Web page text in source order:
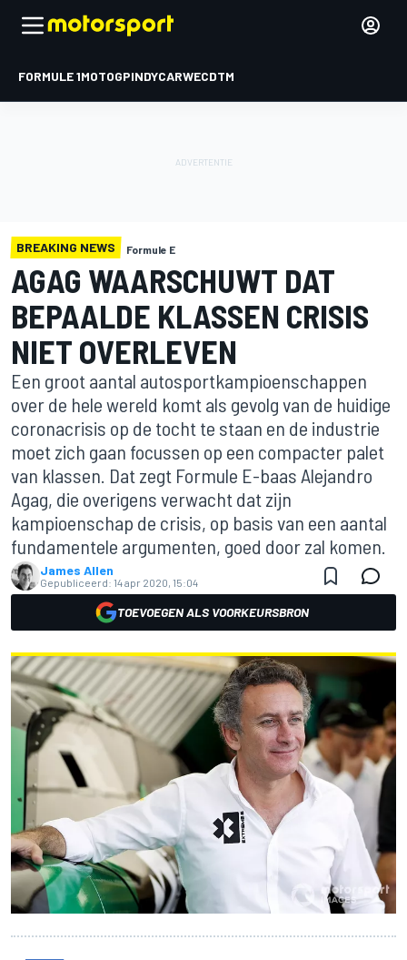
FORMULE 1MOTOGPINDYCARWECDTM
BREAKING NEWS Formule E
AGAG WAARSCHUWT DAT
BEPAALDE KLASSEN CRISIS
NIET OVERLEVEN
Een groot aantal autosportkampioenschappen
over de hele wereld komt als gevolg van de huidige
coronacrisis op de tocht te staan en de industrie
moet zich gaan focussen op een compacter palet
van klassen. Dat zegt Formule E-baas Alejandro
Agag, die overigens verwacht dat zijn
kampioenschap de crisis, op basis van een aantal
fundamentele argumenten, goed door zal komen.
James Allen
Gepubliceerd: 14 apr 2020, 15:04
TOEVOEGEN ALS VOORKEURSBRON